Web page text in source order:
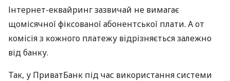
Інтернет-еквайринг зазвичай не вимагає
щомісячної фіксованої абонентської плати. А от
комісія з кожного платежу відрізняється залежно
від банку.
Так, у ПриватБанк під час використання системи